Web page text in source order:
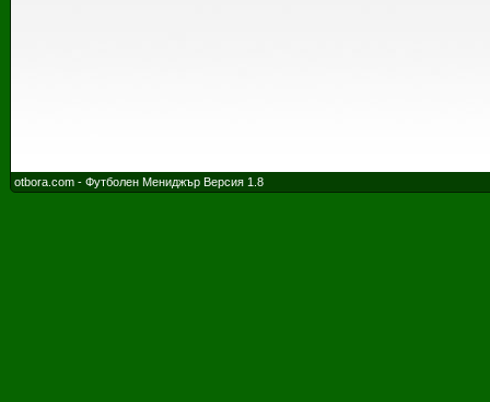
otbora.com - Футболен Мениджър Версия 1.8